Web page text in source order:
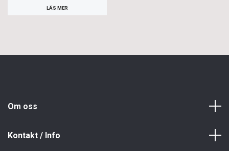
LÄS MER
Om oss
Kontakt / Info